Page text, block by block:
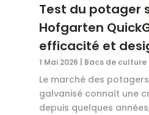
Test du potager
Hofgarten
efficacité et
1 Mai 2026 Bacs de
Le marché des
galvanisé connaît une
depuis quelques